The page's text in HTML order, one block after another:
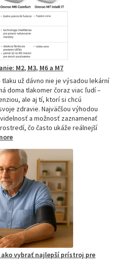
M2, M3, M6 a M7
už dávno nie je výsadou lekární
doma tlakomer čoraz viac ľudí –
ale aj tí, ktorí si chcú
zdravie. Najväčšou výhodou
a možnosť zaznamenať
čo často ukáže reálnejší
:
tlakomer
porovnanie:
M2,
M3,
M6
a
M7
vybrať najlepší prístroj pre